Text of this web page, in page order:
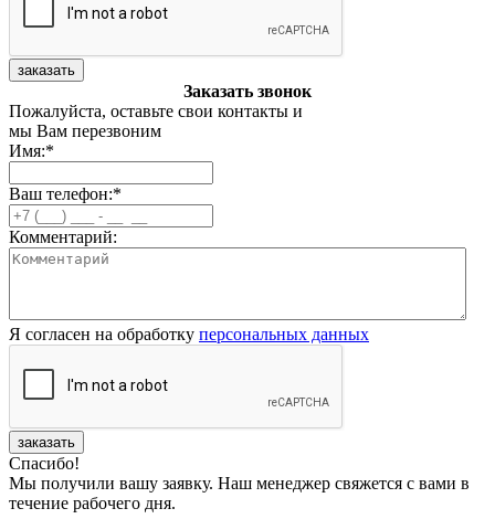
заказать
Заказать звонок
Пожалуйста, оставьте свои контакты и
мы Вам перезвоним
Имя:*
Ваш телефон:*
Комментарий:
Я согласен на обработку персональных данных
заказать
Спасибо!
Мы получили вашу заявку. Наш менеджер свяжется с вами в
течение рабочего дня.